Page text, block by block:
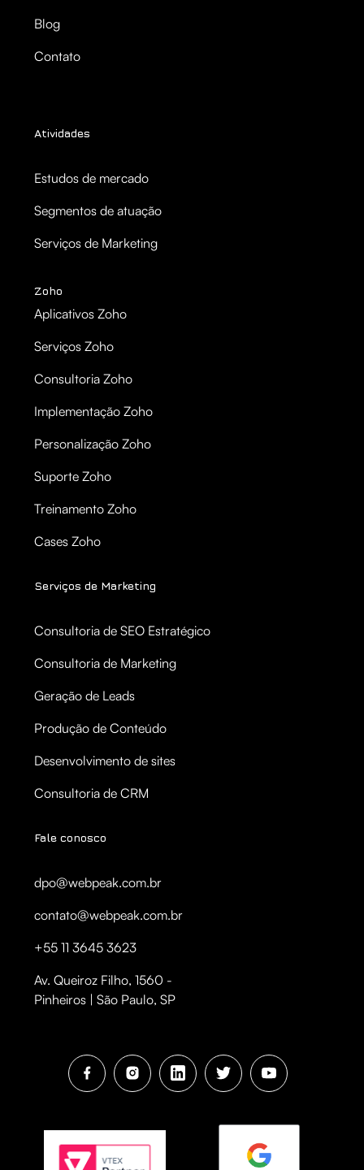
Blog
Contato
Atividades
Estudos de mercado
Segmentos de atuação
Serviços de Marketing
Zoho
Aplicativos Zoho
Serviços Zoho
Consultoria Zoho
Implementação Zoho
Personalização Zoho
Suporte Zoho
Treinamento Zoho
Cases Zoho
Serviços de Marketing
Consultoria de SEO Estratégico
Consultoria de Marketing
Geração de Leads
Produção de Conteúdo
Desenvolvimento de sites
Consultoria de CRM
Fale conosco
dpo@webpeak.com.br
contato@webpeak.com.br
+55 11 3645 3623
Av. Queiroz Filho, 1560 -
Pinheiros | São Paulo, SP